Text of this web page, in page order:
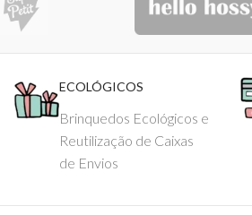
ECOLÓGICOS
Brinquedos Ecológicos e
Reutilização de Caixas
de Envios